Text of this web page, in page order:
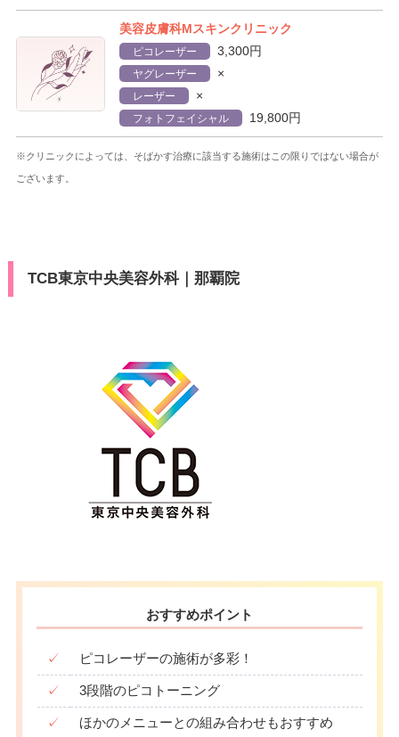
美容皮膚科Mスキンクリニック
ピコレーザー 3,300円
ヤグレーザー ×
レーザー ×
フォトフェイシャル 19,800円
※クリニックによっては、そばかす治療に該当する施術はこの限りではない場合が
ございます。
TCB東京中央美容外科｜那覇院
おすすめポイント
✓ ピコレーザーの施術が多彩！
✓ 3段階のピコトーニング
✓ ほかのメニューとの組み合わせもおすすめ